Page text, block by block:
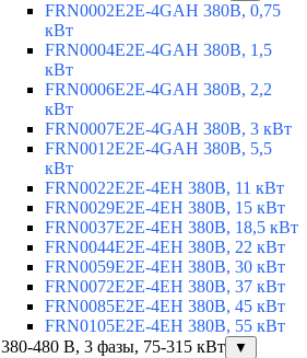
FRN0002E2E-4GAH 380В, 0,75
кВт
FRN0004E2E-4GAH 380В, 1,5
кВт
FRN0006E2E-4GAH 380В, 2,2
кВт
FRN0007E2E-4GAH 380В, 3 кВт
FRN0012E2E-4GAH 380В, 5,5
кВт
FRN0022E2E-4EH 380В, 11 кВт
FRN0029E2E-4EH 380В, 15 кВт
FRN0037E2E-4EH 380В, 18,5 кВт
FRN0044E2E-4EH 380В, 22 кВт
FRN0059E2E-4EH 380В, 30 кВт
FRN0072E2E-4EH 380В, 37 кВт
FRN0085E2E-4EH 380В, 45 кВт
FRN0105E2E-4EH 380В, 55 кВт
380-480 В, 3 фазы, 75-315 кВт
▼